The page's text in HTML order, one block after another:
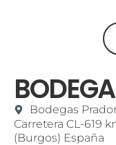
BODEGA
Bodegas
Carretera CL-619
(Burgos) España